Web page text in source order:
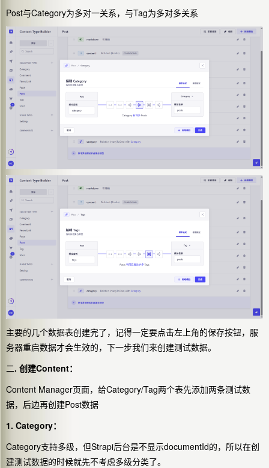
Post与Category为多对一关系，与Tag为多对多关系
主要的几个数据表创建完了，记得一定要点击左上角的保存按钮，服
务器重启数据才会生效的，下一步我们来创建测试数据。
二. 创建Content：
Content Manager页面，给Category/Tag两个表先添加两条测试数
据，后边再创建Post数据
1. Category：
Category支持多级，但Strapi后台是不显示documentId的，所以在创
建测试数据的时候就先不考虑多级分类了。